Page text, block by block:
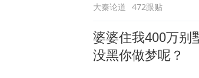
大秦论道 472跟贴
婆婆住我400万别
没黑你做梦呢？